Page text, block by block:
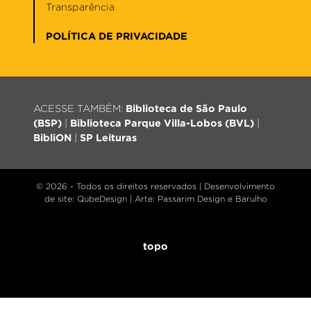
Transparência
POLÍTICA DE PRIVACIDADE
ACESSE TAMBÉM: Biblioteca de São Paulo
(BSP)
Biblioteca Parque Villa-Lobos (BVL)
BibliON
SP Leituras
© 2026 - Todos os direitos reservados | Desenvolvimento
de site: QubeDesign | Arte: Passarim Design e Barulho
topo